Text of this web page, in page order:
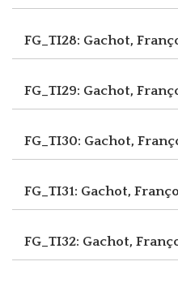
FG_TI28: Gachot,
FG_TI29: Gachot,
FG_TI30: Gachot,
FG_TI31: Gachot,
FG_TI32: Gachot,